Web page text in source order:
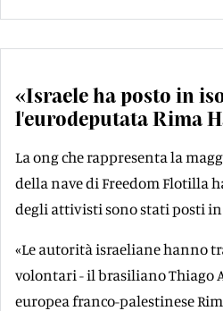
«Israele ha posto in
l'eurodeputata Rima
La ong che rappresenta la
della nave di Freedom Flotilla
degli attivisti sono stati posti
«Le autorità israeliane hanno
volontari - il brasiliano Thiago
europea franco-palestinese